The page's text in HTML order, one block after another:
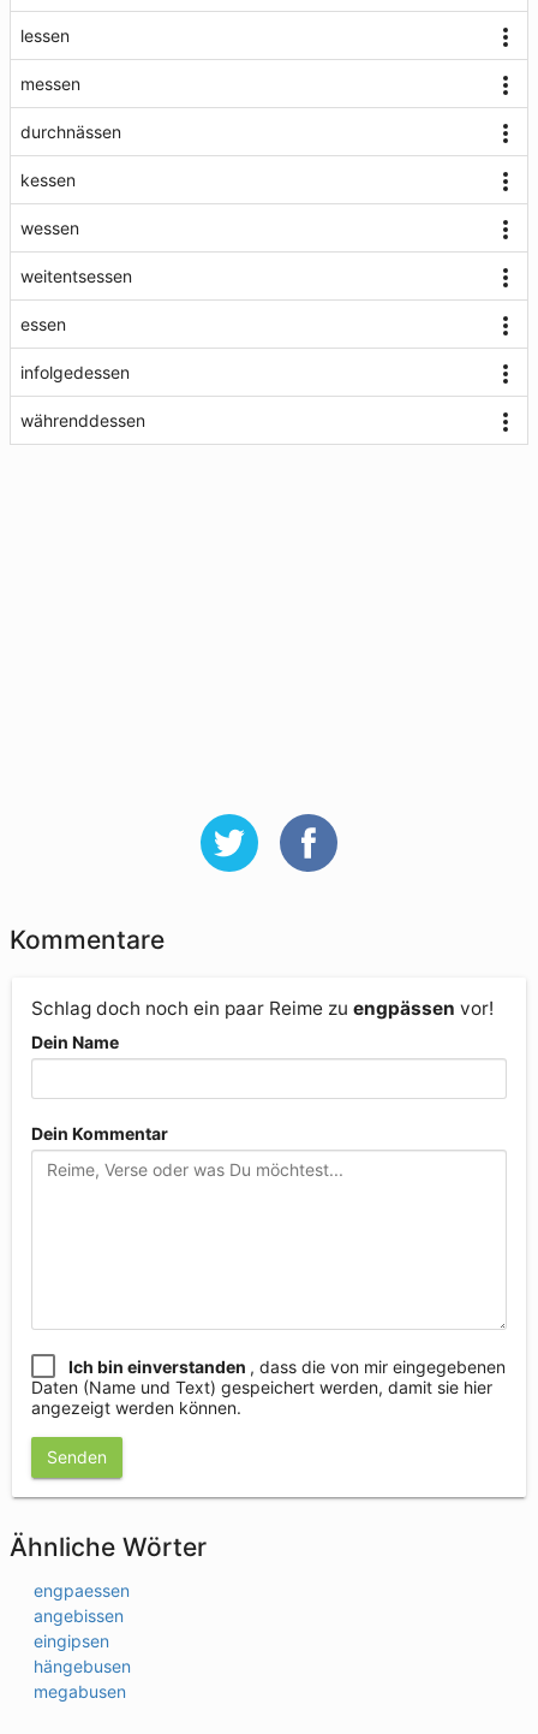
lessen
messen
durchnässen
kessen
wessen
weitentsessen
essen
infolgedessen
währenddessen
Kommentare
Schlag doch noch ein paar Reime zu engpässen vor!
Dein Name
Dein Kommentar
Ich bin einverstanden , dass die von mir eingegebenen
Daten (Name und Text) gespeichert werden, damit sie hier
angezeigt werden können.
Senden
Ähnliche Wörter
engpaessen
angebissen
eingipsen
hängebusen
megabusen